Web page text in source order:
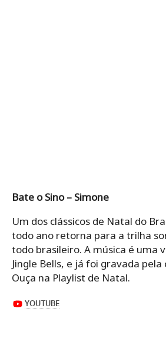
Bate o Sino – Simone
Um dos clássicos de Natal do
todo ano retorna para a trilha
todo brasileiro. A música é uma
Jingle Bells, e já foi gravada
Ouça na Playlist de Natal.